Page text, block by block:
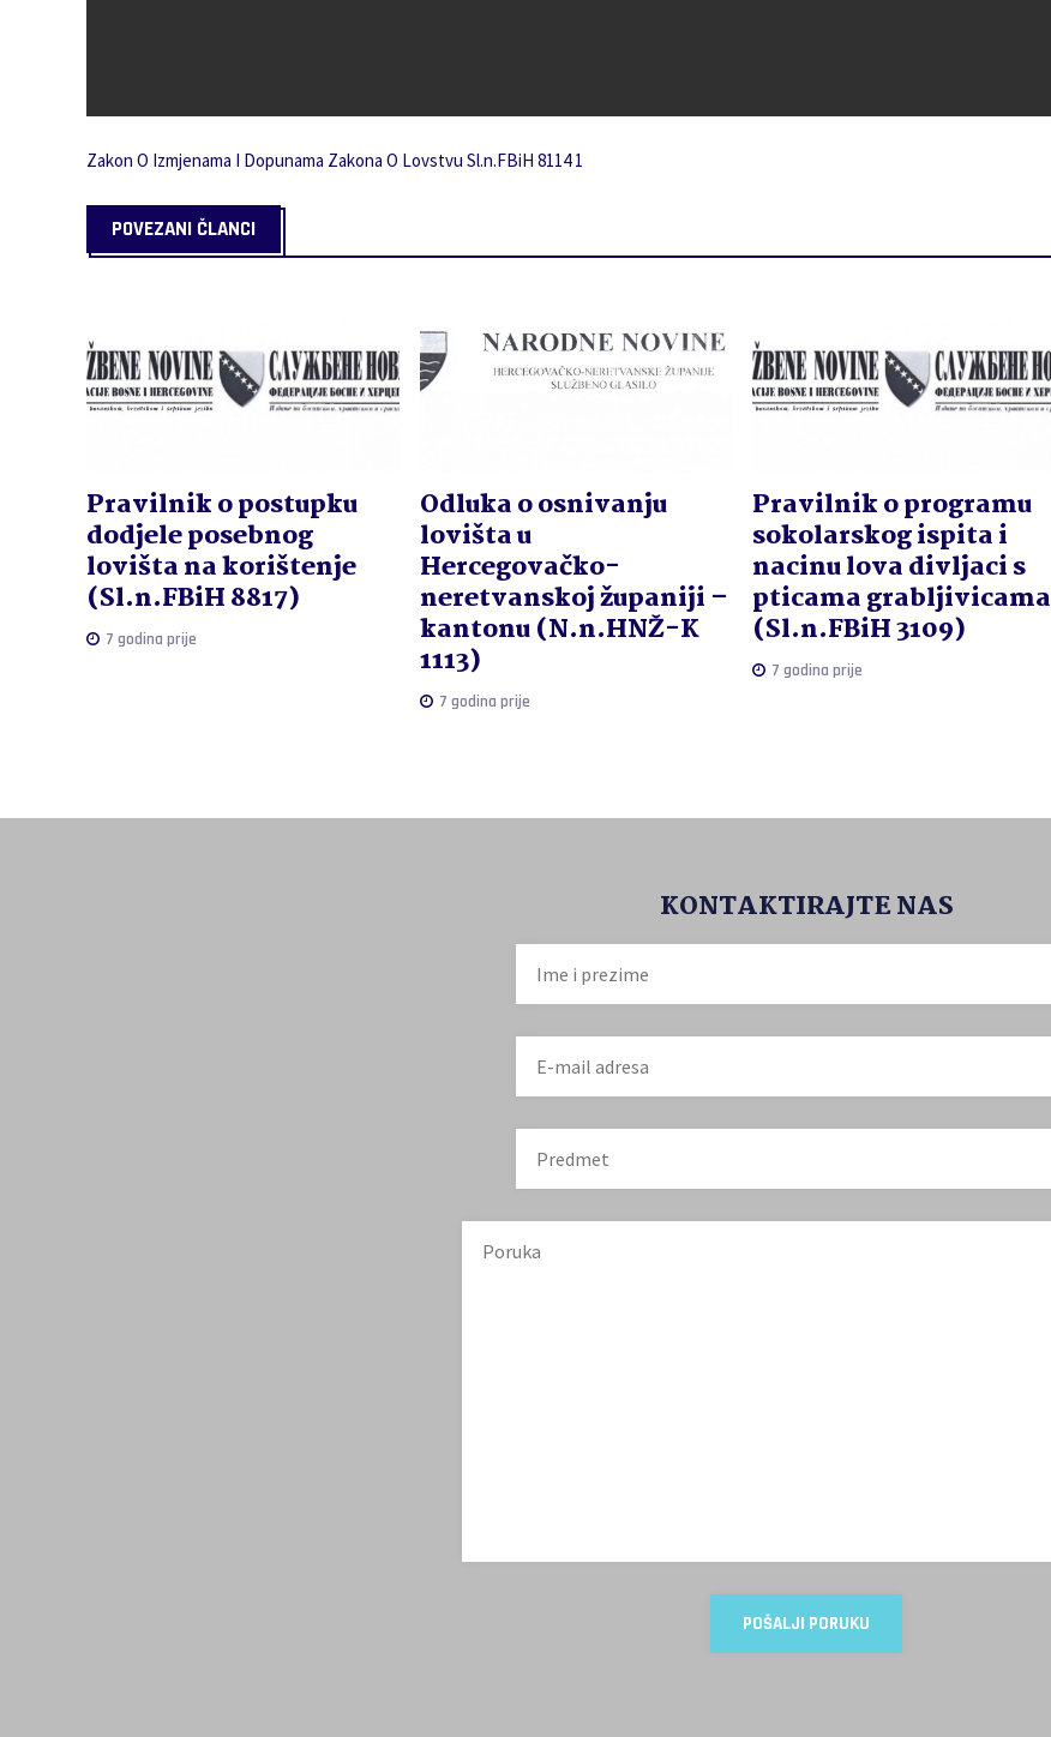
Zakon O Izmjenama I Dopunama Zakona O Lovstvu Sl.n.FBiH 8114 1
POVEZANI ČLANCI
Pravilnik o postupku
dodjele posebnog
lovišta na korištenje
(Sl.n.FBiH 8817)
7 godina prije
Odluka o osnivanju
lovišta u
Hercegovačko-
neretvanskoj županiji –
kantonu (N.n.HNŽ-K
1113)
7 godina prije
Pravilnik o programu
sokolarskog ispita i
nacinu lova divljaci s
pticama grabljivicama
(Sl.n.FBiH 3109)
7 godina prije
KONTAKTIRAJTE NAS